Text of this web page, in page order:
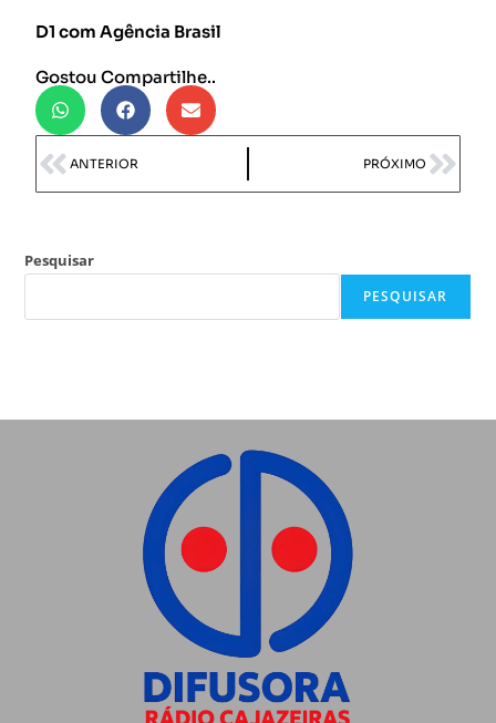
D1 com Agência Brasil
Gostou Compartilhe..
ANTERIOR PRÓXIMO
Pesquisar
PESQUISAR